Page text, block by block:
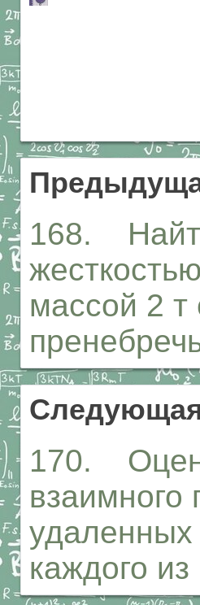
168.
массой 2
170.
взаимного
удаленных
каждого